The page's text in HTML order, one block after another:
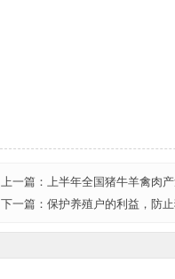
上一篇：上半年全国猪牛羊禽肉
下一篇：保护养殖户的利益，防